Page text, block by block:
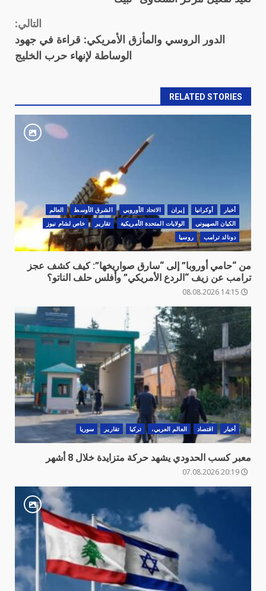
التالي:
الدور الروسي والمأزق الأمريكي: قراءة في جهود
الوساطة لإنهاء حرب الخليج
RELATED STORIES
أخبار أوكرانيا ‏إيران الاتحاد الأوروبي الشرق الأوسط
العالم
الكيان الصهيوني
الولايات المتحدة الأمريكية تقارير
خاص لشام نيوز
دونالد ترامب
روسيا
من “حامي أوروبا” إلى “سارق صواريخها”: كيف كشف عجز
ترامب عن زيف “الردع الأمريكي” وأفلس حلف الناتو؟
أخبار اقتصاد العالم العربي، تركيا تقارير سوريا
معبر كسب الحدودي يشهد حركة متزايدة خلال 8 أشهر